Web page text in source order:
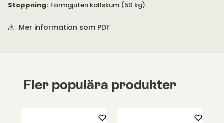
Stoppning: Formgjuten kallskum (50 kg)
Mer information som PDF
Fler populära produkter